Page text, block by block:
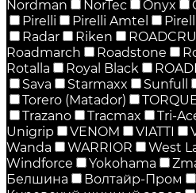
Nordman
NorTec Onyx
Pirelli
Pirelli Amtel
Radar
Riken
Roadmarch
Roadstone
Rotalla
Royal Black
Sava
Starmaxx Sunfull
Torero (Matador)
Trazano
Tracmax Tri-
Unigrip
VENOM VIATTI
Wanda
WARRIOR West
Windforce
Yokohama
Белшина
Волтайр-Пром